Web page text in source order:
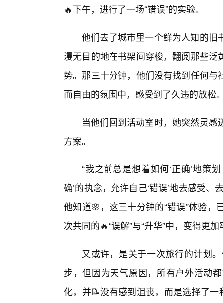
🔥下午，进行了一场“错误”的实验。
他们去了城市里一个鲜为人知的旧
漫无目的地在书架间穿梭，翻阅那些
势。那三十分钟，他们没有找到任何
而自由的氛围中，感受到了久违的放松
当他们回到活动室时，她突然灵
方案。
“我之前总是想着如何‘正确’地策
确’的执念，允许自己‘错误’地去感受
他知道🌸，这三十分钟的“错误”体验
次共同的🔥“误解”与“升华”中，变得更加
又或许，是关于一次旅行的计划
步，但因为天气原因，所有户外活动
化，并📝没有感到沮丧，而是选择了